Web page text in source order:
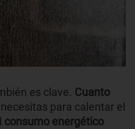
es clave. Cuanto
necesitas para calentar el
consumo energético